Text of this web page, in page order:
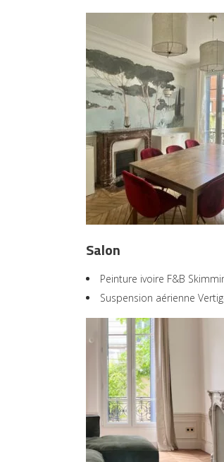
Salon
Peinture ivoire F&B
Suspension aérienne